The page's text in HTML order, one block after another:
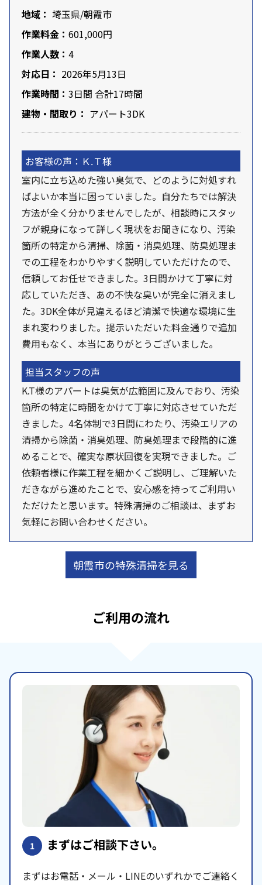
地域： 埼玉県/朝霞市
作業料金： 601,000円
作業人数： 4
対応日： 2026年5月13日
作業時間： 3日間 合計17時間
建物・間取り： アパート3DK
お客様の声：Ｋ.Ｔ様
室内に立ち込めた強い臭気で、どのように対処すれ
ばよいか本当に困っていました。自分たちでは解決
方法が全く分かりませんでしたが、相談時にスタッ
フが親身になって詳しく現状をお聞きになり、汚染
箇所の特定から清掃、除菌・消臭処理、防臭処理ま
での工程をわかりやすく説明していただけたので、
信頼してお任せできました。3日間かけて丁寧に対
応していただき、あの不快な臭いが完全に消えまし
た。3DK全体が見違えるほど清潔で快適な環境に生
まれ変わりました。提示いただいた料金通りで追加
費用もなく、本当にありがとうございました。
担当スタッフの声
K.T様のアパートは臭気が広範囲に及んでおり、汚染
箇所の特定に時間をかけて丁寧に対応させていただ
きました。4名体制で3日間にわたり、汚染エリアの
清掃から除菌・消臭処理、防臭処理まで段階的に進
めることで、確実な原状回復を実現できました。ご
依頼者様に作業工程を細かくご説明し、ご理解いた
だきながら進めたことで、安心感を持ってご利用い
ただけたと思います。特殊清掃のご相談は、まずお
気軽にお問い合わせください。
朝霞市の特殊清掃を見る
ご利用の流れ
1 まずはご相談下さい。
まずはお電話・メール・LINEのいずれかでご連絡く